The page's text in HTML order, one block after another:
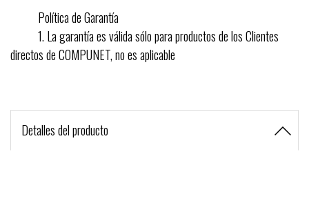
Política de Garantía
1. La garantía es válida sólo para productos de los Clientes
directos de COMPUNET, no es aplicable
Detalles del producto